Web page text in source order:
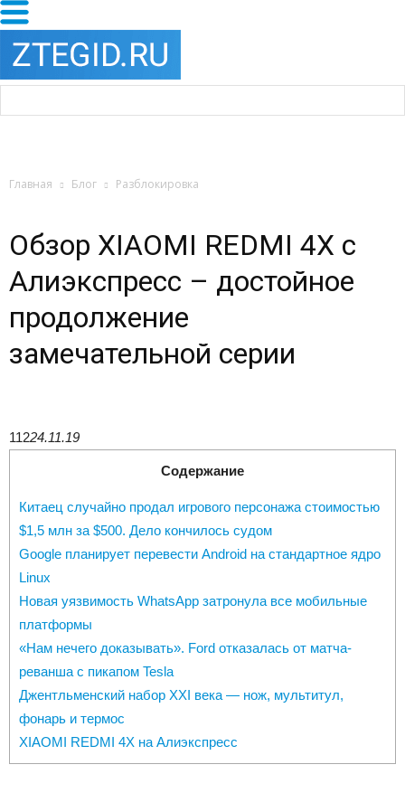
Главная Блог Разблокировка
Обзор XIAOMI REDMI 4X с
Алиэкспресс – достойное
продолжение
замечательной серии
11224.11.19
Содержание
Китаец случайно продал игрового персонажа стоимостью
$1,5 млн за $500. Дело кончилось судом
Google планирует перевести Android на стандартное ядро
Linux
Новая уязвимость WhatsApp затронула все мобильные
платформы
«Нам нечего доказывать». Ford отказалась от матча-
реванша с пикапом Tesla
Джентльменский набор XXI века — нож, мультитул,
фонарь и термос
XIAOMI REDMI 4X на Алиэкспресс